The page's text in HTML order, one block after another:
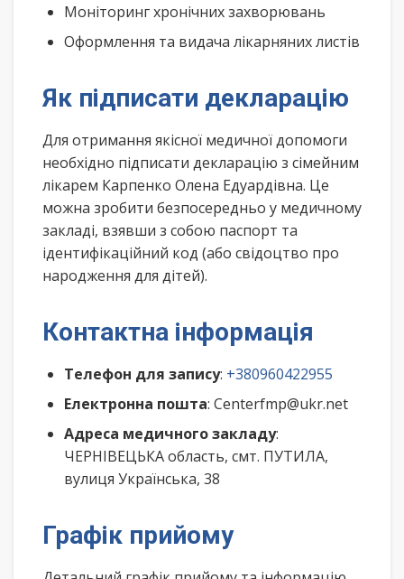
Моніторинг хронічних захворювань
Оформлення та видача лікарняних листів
Як підписати декларацію
Для отримання якісної медичної допомоги
необхідно підписати декларацію з сімейним
лікарем Карпенко Олена Едуардівна. Це
можна зробити безпосередньо у медичному
закладі, взявши з собою паспорт та
ідентифікаційний код (або свідоцтво про
народження для дітей).
Контактна інформація
Телефон для запису: +380960422955
Електронна пошта: Centerfmp@ukr.net
Адреса медичного закладу:
ЧЕРНІВЕЦЬКА область, смт. ПУТИЛА,
вулиця Українська, 38
Графік прийому